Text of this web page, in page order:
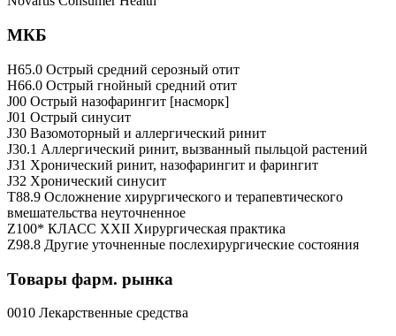
МКБ
H65.0 Острый средний серозный отит
H66.0 Острый гнойный средний отит
J00 Острый назофарингит [насморк]
J01 Острый синусит
J30 Вазомоторный и аллергический ринит
J30.1 Аллергический ринит, вызванный пыльцой растений
J31 Хронический ринит, назофарингит и фарингит
J32 Хронический синусит
T88.9 Осложнение хирургического и терапевтического
вмешательства неуточненное
Z100* КЛАСС XXII Хирургическая практика
Z98.8 Другие уточненные послехирургические состояния
Товары фарм. рынка
0010 Лекарственные средства